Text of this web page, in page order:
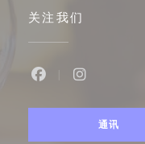
关注我们
通讯